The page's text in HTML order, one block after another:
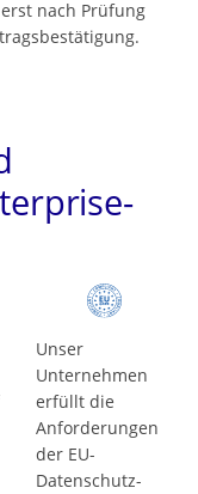
nach Prüfung
Unser
Unternehmen
erfüllt die
Anforderungen
der EU-
Datenschutz-